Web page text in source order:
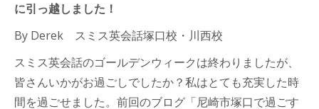
に引っ越しました！
By Derek スミス英会話塚口校・川西校
スミス英会話のゴールデンウィークは終わりましたが、
皆さんいかがお過ごしでしたか？私はとても充実した時
間を過ごせました。前回のブログ「尼崎市塚口で過ごす